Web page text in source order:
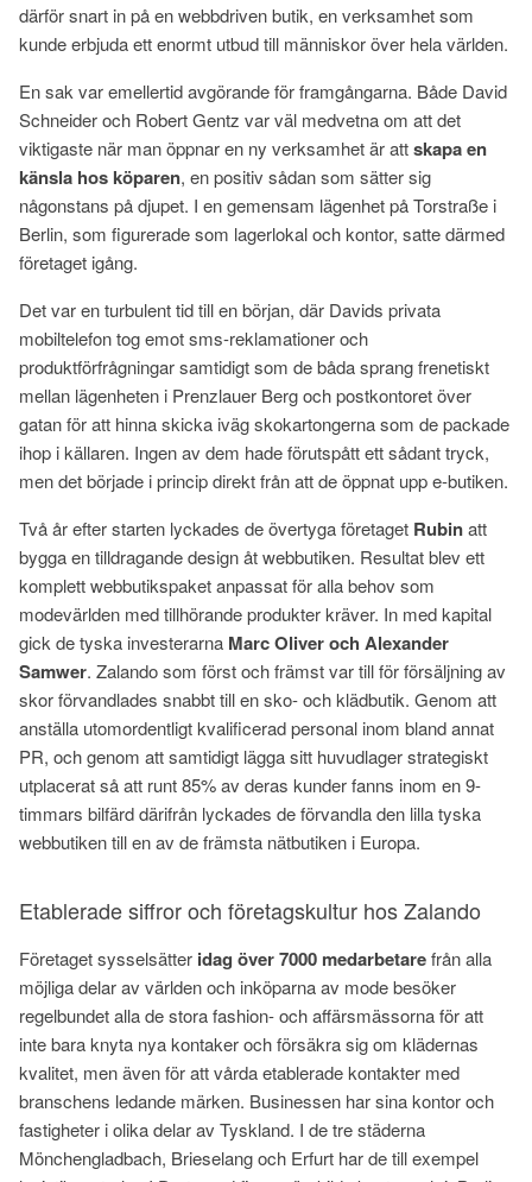
därför snart in på en webbdriven butik, en verksamhet som
kunde erbjuda ett enormt utbud till människor över hela världen.
En sak var emellertid avgörande för framgångarna. Både David
Schneider och Robert Gentz var väl medvetna om att det
viktigaste när man öppnar en ny verksamhet är attskapa en
känsla hos köparen, en positiv sådan som sätter sig
någonstans på djupet. I en gemensam lägenhet på Torstraße i
Berlin, som figurerade som lagerlokal och kontor, satte därmed
företaget igång.
Det var en turbulent tid till en början, där Davids privata
mobiltelefon tog emot sms-reklamationer och
produktförfrågningar samtidigt som de båda sprang frenetiskt
mellan lägenheten i Prenzlauer Berg och postkontoret över
gatan för att hinna skicka iväg skokartongerna som de packade
ihop i källaren. Ingen av dem hade förutspått ett sådant tryck,
men det började i princip direkt från att de öppnat upp e-butiken.
Två år efter starten lyckades de övertyga företaget Rubinatt
bygga en tilldragande design åt webbutiken. Resultat blev ett
komplett webbutikspaket anpassat för alla behov som
modevärlden med tillhörande produkter kräver. In med kapital
gick de tyska investerarna Marc Oliver och Alexander
Samwer. Zalando som först och främst var till för försäljning av
skor förvandlades snabbt till en sko- och klädbutik. Genom att
anställa utomordentligt kvalificerad personal inom bland annat
PR, och genom att samtidigt lägga sitt huvudlager strategiskt
utplacerat så att runt 85% av deras kunder fanns inom en 9-
timmars bilfärd därifrån lyckades de förvandla den lilla tyska
webbutiken till en av de främsta nätbutiken i Europa.
Etablerade siffror och företagskultur hos Zalando
Företaget sysselsätter idag över 7000 medarbetarefrån alla
möjliga delar av världen och inköparna av mode besöker
regelbundet alla de stora fashion- och affärsmässorna för att
inte bara knyta nya kontaker och försäkra sig om klädernas
kvalitet, men även för att vårda etablerade kontakter med
branschens ledande märken. Businessen har sina kontor och
fastigheter i olika delar av Tyskland. I de tre städerna
Mönchengladbach, Brieselang och Erfurt har de till exempel